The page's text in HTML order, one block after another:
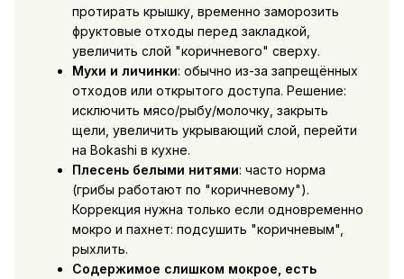
протирать крышку, временно заморозить
фруктовые отходы перед закладкой,
увеличить слой "коричневого" сверху.
Мухи и личинки: обычно из-за запрещённых
отходов или открытого доступа. Решение:
исключить мясо/рыбу/молочку, закрыть
щели, увеличить укрывающий слой, перейти
на Bokashi в кухне.
Плесень белыми нитями: часто норма
(грибы работают по "коричневому").
Коррекция нужна только если одновременно
мокро и пахнет: подсушить "коричневым",
рыхлить.
Содержимое слишком мокрое, есть